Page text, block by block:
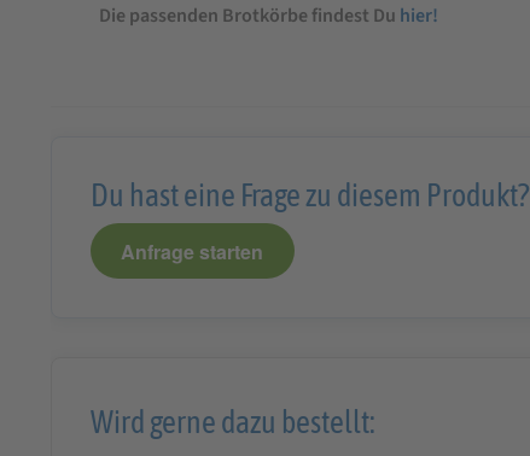
Die passenden Brotkörbe findest Du hier!
Du hast eine Frage zu diesem Produkt?
Anfrage starten
Wird gerne dazu bestellt: